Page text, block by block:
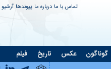
تماس با ما درباره ما پیوندها آرشیو
گوناگون عکس تاریخ فیلم